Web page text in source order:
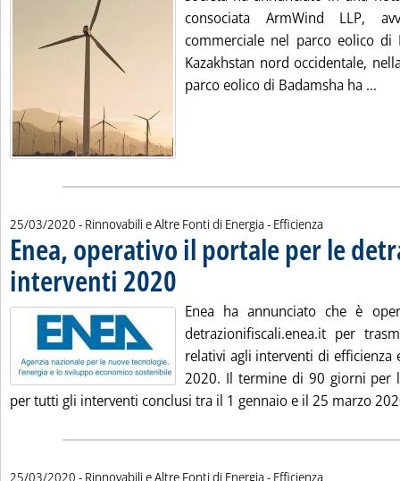
consociata ArmWind LLP,
commerciale nel parco eolico di
Kazakhstan nord occidentale,
parco eolico di Badamsha ha ...
25/03/2020 - Rinnovabili e Altre Fonti di Energia - Efficienza
Enea, operativo il portale per le
interventi 2020 . Pubblicata mercoledì 25 marzo 2020 alle 17.39.
Enea ha annunciato che è
detrazionifiscali.enea.it per
relativi agli interventi di efficienza
2020. Il termine di 90 giorni per
per tutti gli interventi conclusi tra il 1 gennaio e il 25 marzo
25/03/2020 - Rinnovabili e Altre Fonti di Energia - Efficienza